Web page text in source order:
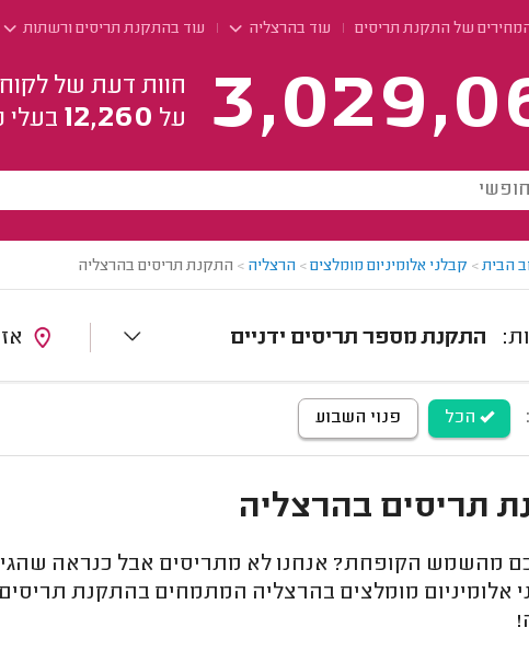
של התקנת תריסים עוד בהרצליה עוד בהתקנת תריסים ורשתות
חוות דעת של
על 12,260 בעלי
הבית> קבלני אלומיניום מומלצים> הרצליה > התקנת תריסים בהרצליה
התקנת מספר תריסים ידניים
הכל פנוי השבוע
תריסים בהרצליה
מהשמש הקופחת? אנחנו לא מתריסים אבל כנראה
אלומיניום מומלצים בהרצליה המתמחים בהתקנת